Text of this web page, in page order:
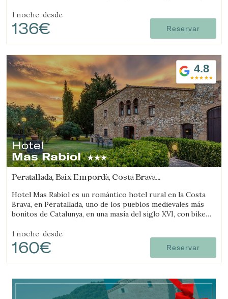
1 noche desde
136€ Reservar
4.8
Hotel
Mas Rabiol
Peratallada, Baix Empordà, Costa Brava
Hotel Mas Rabiol es un romántico hotel rural en la Costa
Brava, en Peratallada, uno de los pueblos medievales más
bonitos de Catalunya, en una masía del siglo XVI, con bike
1 noche desde
160€ Reservar